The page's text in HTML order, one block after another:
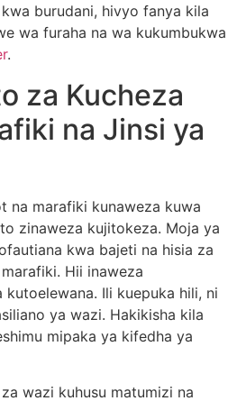
burudani, hivyo fanya kila
wa furaha na wa kukumbukwa
.
za Kucheza
na Jinsi ya
na marafiki kunaweza kuwa
zinaweza kujitokeza. Moja ya
kwa bajeti na hisia za
Hii inaweza
kutoelewana. Ili kuepuka hili, ni
ya wazi. Hakikisha kila
mipaka ya kifedha ya
wazi kuhusu matumizi na